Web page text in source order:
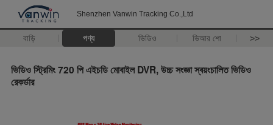
Shenzhen Vanwin Tracking Co.,Ltd
বাড়ি পণ্য ভিডিও ভিআর শো >>
ভিডিও স্ট্রিমিং 720 পি এইচডি মোবাইল DVR, উচ্চ সংজ্ঞা স্বয়ংচালিত ভিডিও
রেকর্ডার